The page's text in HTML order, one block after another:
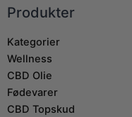
Produkter
Kategorier
Wellness
CBD Olie
Fødevarer
CBD Topskud